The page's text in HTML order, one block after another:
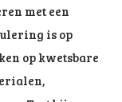
met een
is op
op kwetsbare